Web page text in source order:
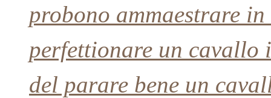
probono ammaestrare
perfettionare un cavallo
del parare bene un